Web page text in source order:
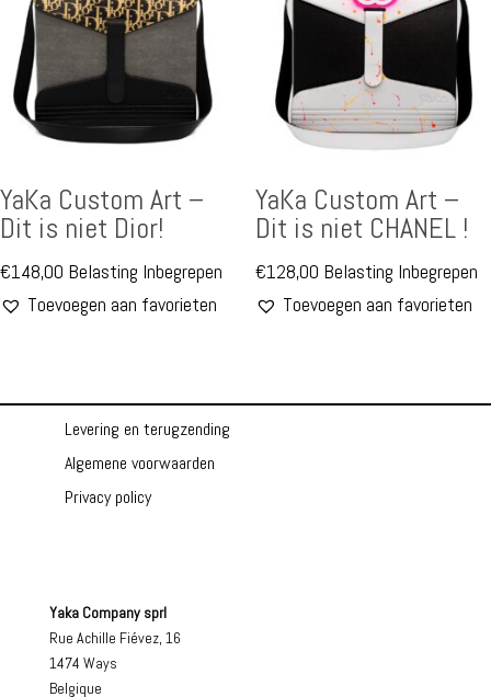
YaKa Custom Art –
Dit is niet Dior!
€148,00 Belasting Inbegrepen
Toevoegen aan favorieten
YaKa Custom Art –
Dit is niet CHANEL !
€128,00 Belasting Inbegrepen
Toevoegen aan favorieten
Levering en terugzending
Algemene voorwaarden
Privacy policy
Yaka Company sprl
Rue Achille Fiévez, 16
1474 Ways
Belgique